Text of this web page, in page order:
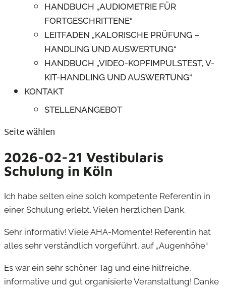
HANDBUCH „AUDIOMETRIE FÜR
FORTGESCHRITTENE“
LEITFADEN „KALORISCHE PRÜFUNG –
HANDLING UND AUSWERTUNG“
HANDBUCH „VIDEO-KOPFIMPULSTEST, V-
KIT-HANDLING UND AUSWERTUNG“
KONTAKT
STELLENANGEBOT
Seite wählen
2026-02-21 Vestibularis
Schulung in Köln
Ich habe selten eine solch kompetente Referentin in
einer Schulung erlebt. Vielen herzlichen Dank.
Sehr informativ! Viele AHA-Momente! Referentin hat
alles sehr verständlich vorgeführt, auf „Augenhöhe“
Es war ein sehr schöner Tag und eine hilfreiche,
informative und gut organisierte Veranstaltung! Danke